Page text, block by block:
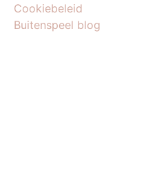
Cookiebeleid
Buitenspeel blog